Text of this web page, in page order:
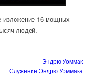
изложение 16 мощных
людей.
Эндрю Уоммак
Служение Эндрю Уоммака